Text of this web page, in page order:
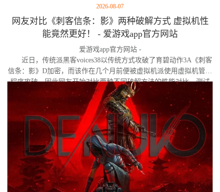
2026-08-07
网友对比《刺客信条：影》两种破解方式 虚拟机性
能竟然更好！ - 爱游戏app官方网站
爱游戏app官方网站 -
近日，传统派黑客voices38以传统方式攻破了育碧动作3A《刺客
信条：影》D加密，而该作在几个月前便被虚拟机派使用虚拟机管理
程序攻破。因此网友开始对比两种不同破解方法的性能对比。测试
作者决定验证，虚拟机管理程序是否真的会像许多玩家认为的那
样，导致明显的帧数下降。